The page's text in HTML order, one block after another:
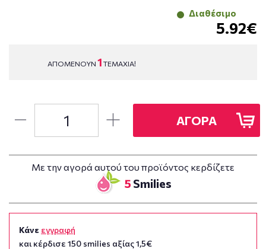
Διαθέσιμο
5.92€
ΑΠΟΜΕΝΟΥΝ 1 ΤΕΜΑΧΙΑ!
ΑΓΟΡΑ
Με την αγορά αυτού του προϊόντος κερδίζετε
5 Smilies
Κάνε εγγραφή
και κέρδισε 150 smilies αξίας 1,5€